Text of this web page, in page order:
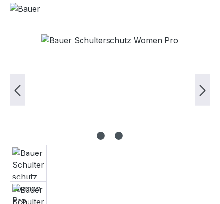
Bildergalerie überspringen